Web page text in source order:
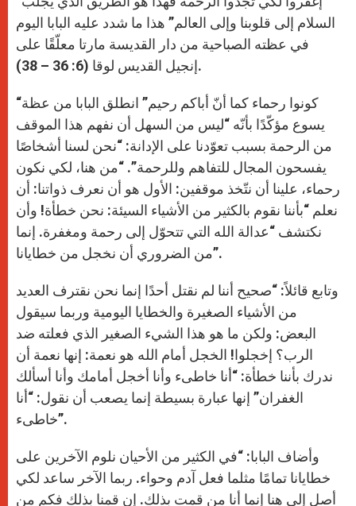
p e
r
k
السلام إلى قلوبنا وإلى العالم” هذا ما شدد عليه البابا اليوم
في عظته الصباحية من دار القديسة مارتا معلّقًا على
إنجيل القديس لوقا (6: 36 – 38).
“كونوا رحماء كما أنّ أباكم رحيم” انطلق البابا من عظة
يسوع مؤكّدًا بأنّه “ليس من السهل أن نفهم هذا الموقف
من الرحمة بسبب تعوّدنا على الإدانة: “نحن لسنا أشخاصًا
يفسحون المجال للتفاهم وللرحمة”. “من هنا، لكي نكون
رحماء، علينا أن نتّخذ موقفين: الأول هو أن نعرف ذواتنا: أن
نعلم “بأننا نقوم بالكثير من الأشياء السيئة: نحن خطأة! وأن
نكتشف “عدالة الله التي تتحوّل إلى رحمة ومغفرة. إنما
من الضروري أن نخجل من خطايانا”.
وتابع قائلاً: “صحيح أننا لم نقتل أحدًا إنما نحن نقترف العديد
من الأشياء الصغيرة والخطايا اليومية وربما سيقول
البعض: ولكن ما هو هذا الشيء الصغير الذي فعلته ضد
الرب؟ إخجلوا! الخجل أمام الله هو نعمة: إنها نعمة أن
ندرك بأننا خطأة: “أنا خاطىء وأنا أخجل أمامك وأنا أسألك
الغفران” إنها عبارة بسيطة إنما يصعب أن نقول: “أنا
خاطىء”.
وأضاف البابا: “في الكثير من الأحيان نلوم الآخرين على
خطايانا تمامًا مثلما فعل آدم وحواء. ربما الآخر ساعد لكي
أصل إلى هنا إنما أنا من قمت بذلك. إن قمنا بذلك فكم من